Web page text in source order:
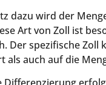
dazu wird der
Art von Zoll ist
Der spezifische
als auch auf die